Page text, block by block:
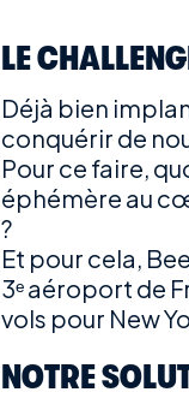
LE
Déjà bien
conquérir de
Pour ce faire,
éphémère au
?
Et pour cela,
3ᵉ aéroport de
vols pour New
NOTRE